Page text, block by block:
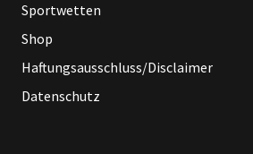
Sportwetten
Shop
Haftungsausschluss/Disclaimer
Datenschutz